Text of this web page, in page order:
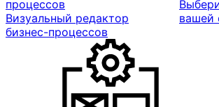
процессов
Визуальный редактор
бизнес-процессов
вашей